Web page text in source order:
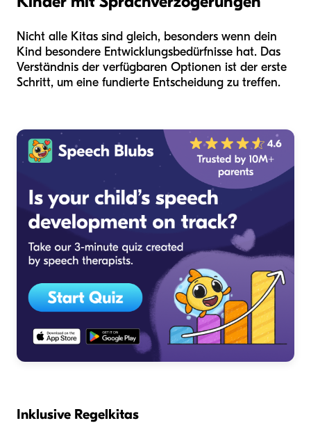
Nicht alle Kitas sind gleich, besonders wenn dein
Kind besondere Entwicklungsbedürfnisse hat. Das
Verständnis der verfügbaren Optionen ist der erste
Schritt, um eine fundierte Entscheidung zu treffen.
Inklusive Regelkitas